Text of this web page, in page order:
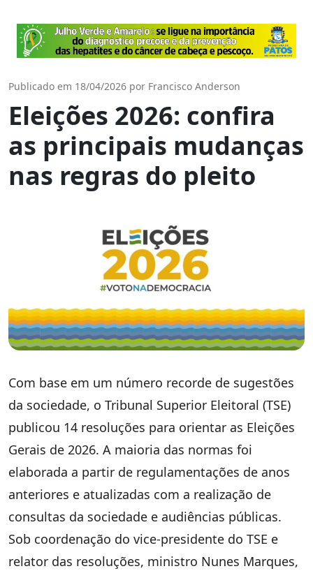
Publicado em 18/04/2026 por Francisco Anderson
Eleições 2026: confira
as principais mudanças
nas regras do pleito
Com base em um número recorde de sugestões
da sociedade, o Tribunal Superior Eleitoral (TSE)
publicou 14 resoluções para orientar as Eleições
Gerais de 2026. A maioria das normas foi
elaborada a partir de regulamentações de anos
anteriores e atualizadas com a realização de
consultas da sociedade e audiências públicas.
Sob coordenação do vice-presidente do TSE e
relator das resoluções, ministro Nunes Marques,